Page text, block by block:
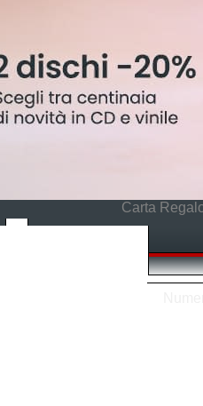
Carta